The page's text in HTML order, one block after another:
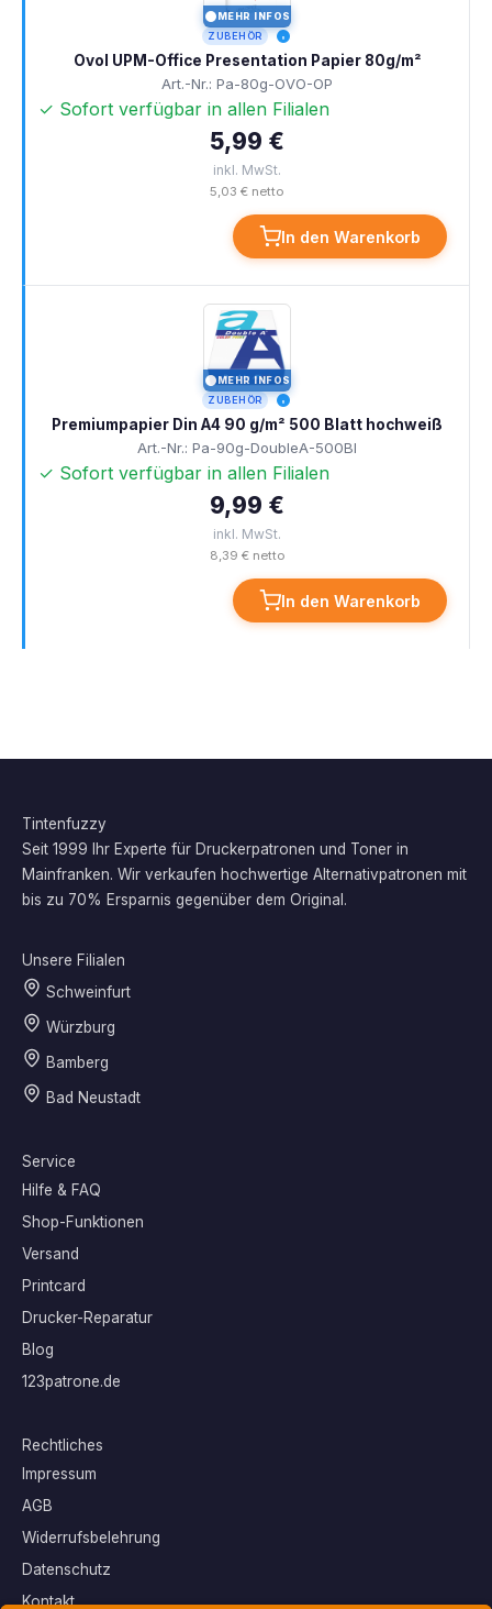
MEHR INFOS
ZUBEHÖR
Ovol UPM-Office Presentation Papier 80g/m²
Art.-Nr.: Pa-80g-OVO-OP
✓ Sofort verfügbar in allen Filialen
5,99 €
inkl. MwSt.
5,03 € netto
In den Warenkorb
MEHR INFOS
ZUBEHÖR
Premiumpapier Din A4 90 g/m² 500 Blatt hochweiß
Art.-Nr.: Pa-90g-DoubleA-500Bl
✓ Sofort verfügbar in allen Filialen
9,99 €
inkl. MwSt.
8,39 € netto
In den Warenkorb
Tintenfuzzy
Seit 1999 Ihr Experte für Druckerpatronen und Toner in
Mainfranken. Wir verkaufen hochwertige Alternativpatronen mit
bis zu 70% Ersparnis gegenüber dem Original.
Unsere Filialen
Schweinfurt
Würzburg
Bamberg
Bad Neustadt
Service
Hilfe & FAQ
Shop-Funktionen
Versand
Printcard
Drucker-Reparatur
Blog
123patrone.de
Rechtliches
Impressum
AGB
Widerrufsbelehrung
Datenschutz
Kontakt